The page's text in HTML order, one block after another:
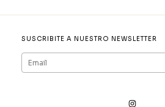
SUSCRIBITE A NUESTRO NEWSLETTER